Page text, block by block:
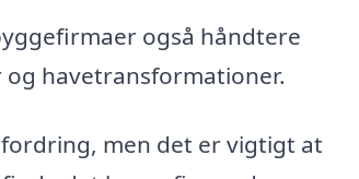
også håndtere
havetransformationer.
men det er vigtigt at